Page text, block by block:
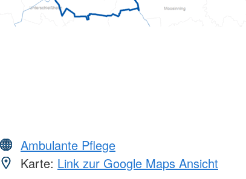
Ambulante Pflege
Karte: Link zur Google Maps Ansicht